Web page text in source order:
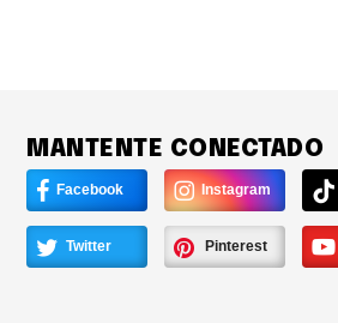
MANTENTE CONECTADO
Facebook Instagram
Twitter Pinterest